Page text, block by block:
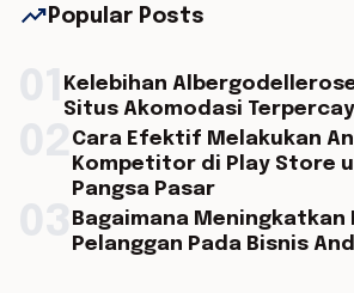
trending_up Popular Posts
Kelebihan
Situs Akomodasi
Cara Efektif Melakukan
Kompetitor di Play Store
Pangsa Pasar
Bagaimana Meningkatkan
Pelanggan Pada Bisnis